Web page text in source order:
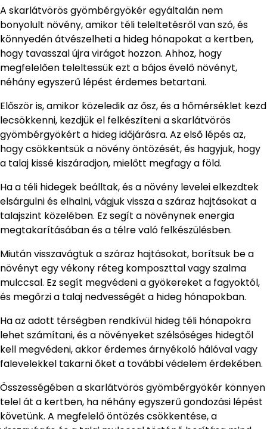
A skarlátvörös gyömbérgyökér egyáltalán nem
bonyolult növény, amikor téli teleltetésről van szó, és
könnyedén átvészelheti a hideg hónapokat a kertben,
hogy tavasszal újra virágot hozzon. Ahhoz, hogy
megfelelően teleltessük ezt a bájos évelő növényt,
néhány egyszerű lépést érdemes betartani.
Először is, amikor közeledik az ősz, és a hőmérséklet kezd
lecsökkenni, kezdjük el felkészíteni a skarlátvörös
gyömbérgyökért a hideg időjárásra. Az első lépés az,
hogy csökkentsük a növény öntözését, és hagyjuk, hogy
a talaj kissé kiszáradjon, mielőtt megfagy a föld.
Ha a téli hidegek beálltak, és a növény levelei elkezdtek
elsárgulni és elhalni, vágjuk vissza a száraz hajtásokat a
talajszint közelében. Ez segít a növénynek energia
megtakarításában és a télre való felkészülésben.
Miután visszavágtuk a száraz hajtásokat, borítsuk be a
növényt egy vékony réteg komposzttal vagy szalma
mulccsal. Ez segít megvédeni a gyökereket a fagyoktól,
és megőrzi a talaj nedvességét a hideg hónapokban.
Ha az adott térségben rendkívül hideg téli hónapokra
lehet számítani, és a növényeket szélsőséges hidegtől
kell megvédeni, akkor érdemes árnyékoló hálóval vagy
falevelekkel takarni őket a további védelem érdekében.
Összességében a skarlátvörös gyömbérgyökér könnyen
telel át a kertben, ha néhány egyszerű gondozási lépést
követünk. A megfelelő öntözés csökkentése, a